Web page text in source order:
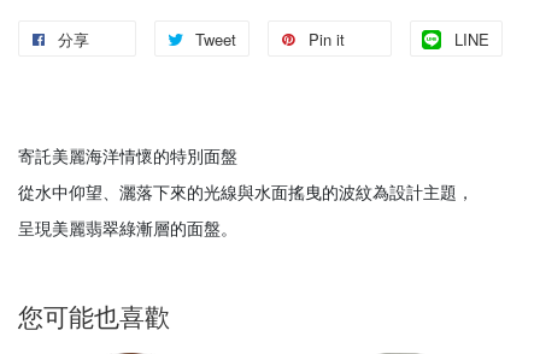
分享 Tweet Pin it LINE
寄託美麗海洋情懷的特別面盤
從水中仰望、灑落下來的光線與水面搖曳的波紋為設計主題，
呈現美麗翡翠綠漸層的面盤。
您可能也喜歡